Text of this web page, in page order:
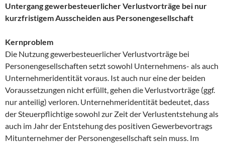
Untergang gewerbesteuerlicher Verlustvorträge bei nur
kurzfristigem Ausscheiden aus Personengesellschaft
Kernproblem
Die Nutzung gewerbesteuerlicher Verlustvorträge bei
Personengesellschaften setzt sowohl Unternehmens- als auch
Unternehmeridentität voraus. Ist auch nur eine der beiden
Voraussetzungen nicht erfüllt, gehen die Verlustvorträge (ggf.
nur anteilig) verloren. Unternehmeridentität bedeutet, dass
der Steuerpflichtige sowohl zur Zeit der Verlustentstehung als
auch im Jahr der Entstehung des positiven Gewerbevortrags
Mitunternehmer der Personengesellschaft sein muss. Im